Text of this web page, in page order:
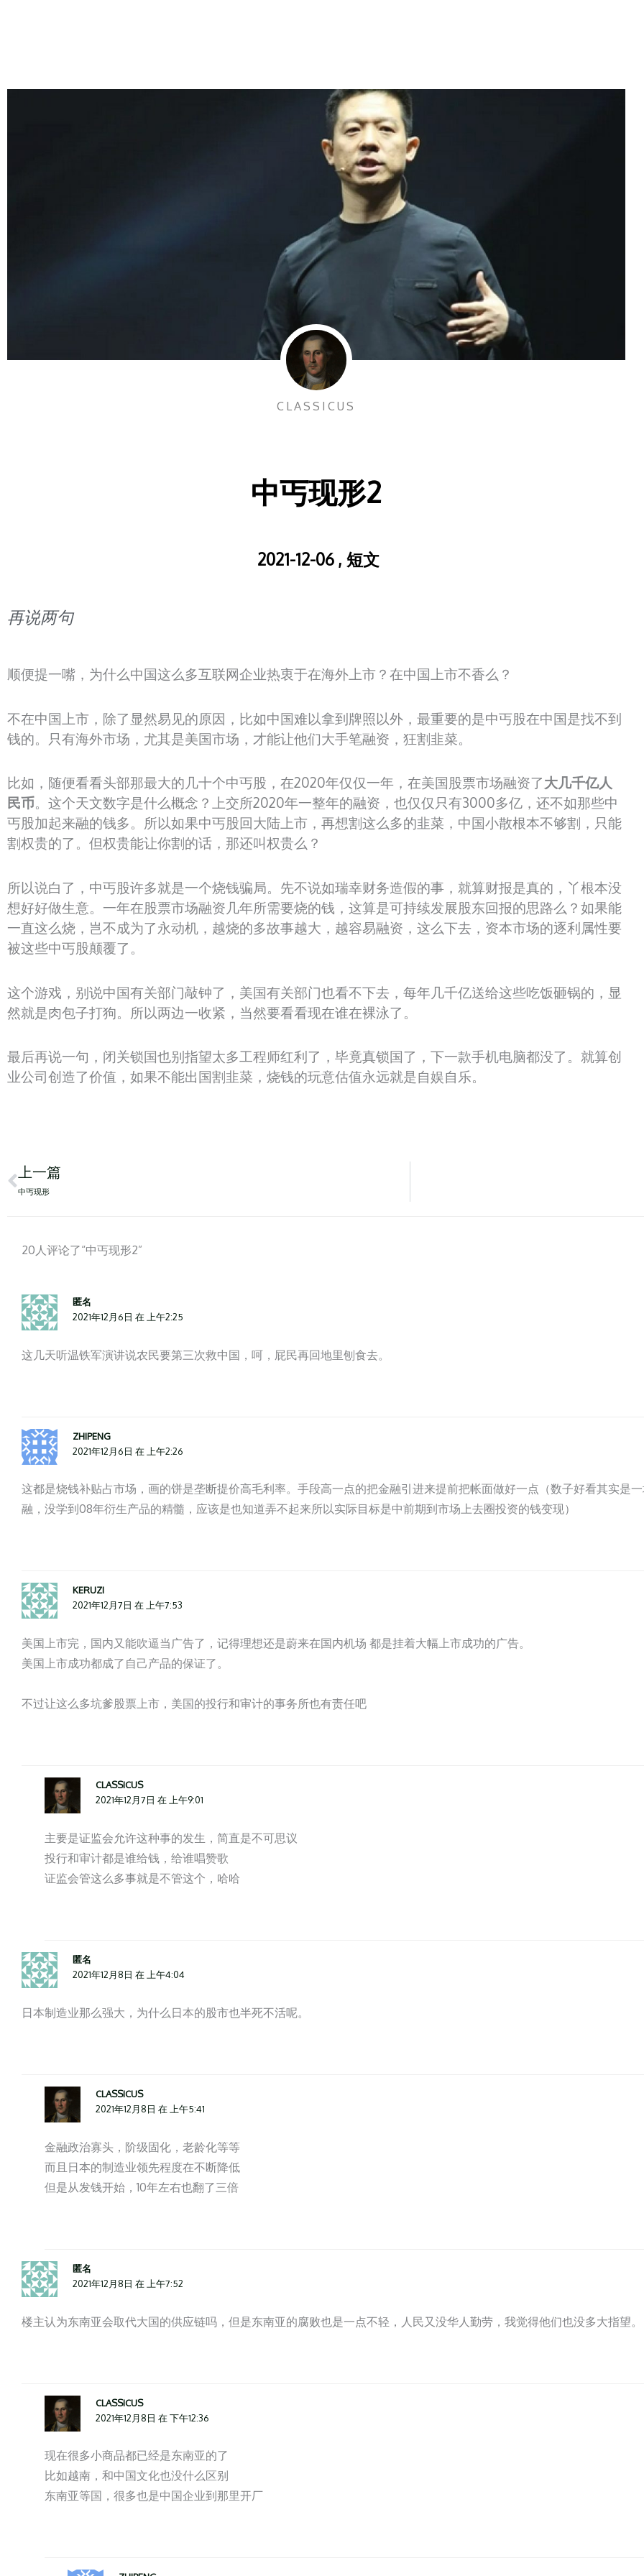
CLASSICUS
中丐现形2
2021-12-06 , 短文
再说两句
顺便提一嘴，为什么中国这么多互联网企业热衷于在海外上市？在中国上市不香么？
不在中国上市，除了显然易见的原因，比如中国难以拿到牌照以外，最重要的是中丐股在中国是找不到
钱的。只有海外市场，尤其是美国市场，才能让他们大手笔融资，狂割韭菜。
比如，随便看看头部那最大的几十个中丐股，在2020年仅仅一年，在美国股票市场融资了大几千亿人
民币。这个天文数字是什么概念？上交所2020年一整年的融资，也仅仅只有3000多亿，还不如那些中
丐股加起来融的钱多。所以如果中丐股回大陆上市，再想割这么多的韭菜，中国小散根本不够割，只能
割权贵的了。但权贵能让你割的话，那还叫权贵么？
所以说白了，中丐股许多就是一个烧钱骗局。先不说如瑞幸财务造假的事，就算财报是真的，丫根本没
想好好做生意。一年在股票市场融资几年所需要烧的钱，这算是可持续发展股东回报的思路么？如果能
一直这么烧，岂不成为了永动机，越烧的多故事越大，越容易融资，这么下去，资本市场的逐利属性要
被这些中丐股颠覆了。
这个游戏，别说中国有关部门敲钟了，美国有关部门也看不下去，每年几千亿送给这些吃饭砸锅的，显
然就是肉包子打狗。所以两边一收紧，当然要看看现在谁在裸泳了。
最后再说一句，闭关锁国也别指望太多工程师红利了，毕竟真锁国了，下一款手机电脑都没了。就算创
业公司创造了价值，如果不能出国割韭菜，烧钱的玩意估值永远就是自娱自乐。
Prev
上一篇
中丐现形
20人评论了“中丐现形2”
匿名
2021年12月6日 在 上午2:25
这几天听温铁军演讲说农民要第三次救中国，呵，屁民再回地里刨食去。
ZHIPENG
2021年12月6日 在 上午2:26
这都是烧钱补贴占市场，画的饼是垄断提价高毛利率。手段高一点的把金融引进来提前把帐面做好一点（数子好看其实是
融，没学到08年衍生产品的精髓，应该是也知道弄不起来所以实际目标是中前期到市场上去圈投资的钱变现）
KERUZI
2021年12月7日 在 上午7:53
美国上市完，国内又能吹逼当广告了，记得理想还是蔚来在国内机场 都是挂着大幅上市成功的广告。
美国上市成功都成了自己产品的保证了。
不过让这么多坑爹股票上市，美国的投行和审计的事务所也有责任吧
CLASSICUS
2021年12月7日 在 上午9:01
主要是证监会允许这种事的发生，简直是不可思议
投行和审计都是谁给钱，给谁唱赞歌
证监会管这么多事就是不管这个，哈哈
匿名
2021年12月8日 在 上午4:04
日本制造业那么强大，为什么日本的股市也半死不活呢。
CLASSICUS
2021年12月8日 在 上午5:41
金融政治寡头，阶级固化，老龄化等等
而且日本的制造业领先程度在不断降低
但是从发钱开始，10年左右也翻了三倍
匿名
2021年12月8日 在 上午7:52
楼主认为东南亚会取代大国的供应链吗，但是东南亚的腐败也是一点不轻，人民又没华人勤劳，我觉得他们也没多大指望。
CLASSICUS
2021年12月8日 在 下午12:36
现在很多小商品都已经是东南亚的了
比如越南，和中国文化也没什么区别
东南亚等国，很多也是中国企业到那里开厂